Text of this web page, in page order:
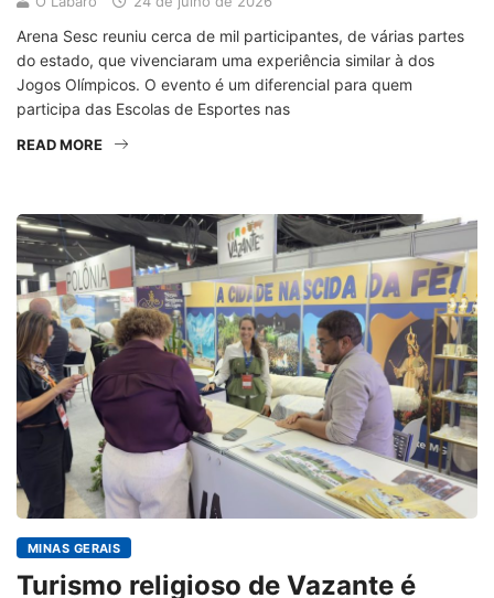
Arena Sesc reuniu cerca de mil participantes, de várias partes
do estado, que vivenciaram uma experiência similar à dos
Jogos Olímpicos. O evento é um diferencial para quem
participa das Escolas de Esportes nas
READ MORE
MINAS GERAIS
Turismo religioso de Vazante é